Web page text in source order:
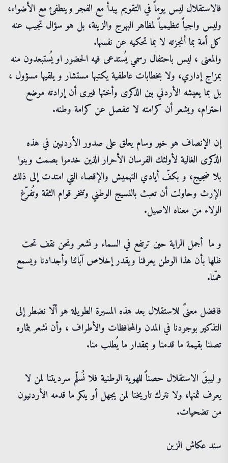
​فالاستقلال ليس يوماً في التقويم يبدأ مع الفجر وينطفئ مع الأضواء،
وليس واجباً تنظيمياً لمظاهر البهرج والزينة، بل هو سؤال تجيب عنه
كل أمة بما أنجزته لا بما تحكيه عن نفسها.
​والمعنى ، ليس باحتفال رسمي يُستدعى فيه الحضور او يُستبعدون منه
بمزاج إداري، ولا بخطابات عاطفية يكتبها مستشار و يلقيها مسؤول ،
بل بما يعيشه الأردني بين الذكرى وأختها فيرى أن إرادته موضع
احترام، ويشعر أن كرامته لا تنفصل عن كرامة وطنه.
إن الإنصاف هو خير وسام يعلق على صدور الأردنيين في هذه
الذكرى الغالية لأولئك الفرسان الأحرار الذين خدموا بصمت وبنوا
بلا ضجيج، و بكفّ أيادي التهميش والإقصاء التي امتدت إلى ذلك
الإرث وحاولت أن تعبث بالنسيج الوطني وتنخر قوام الثقة وتُفرّغ
الولاء من معناه الاصيل.
و ما ​ أجمل الراية حين ترتفع في السماء و نشعر ونحن نقف تحت
ظلها بأن هذا الوطن يعرفنا ويقدر إخلاص آبائنا وأجدادنا ويسمع
همّنا.
​فافضل معنىً للاستقلال بعد هذه المسيرة الطويلة هو ألّا نضطر إلى
التذكير بوجودنا في المدن والمحافظات والأطراف ، وأن نشعر بثماره
تصلنا بقيمة ما قدمنا و بمقدار ما يُطلب منا.
​و ليبقَ الاستقلال حصناً للهوية الوطنية فلا نُسلّم سرديتنا لمن لا
يعرف ثمنها، ولا نترك تاريخنا لمن يجهل أو ينكر ما قدمه الأردنيون
من تضحيات.
سند عكاش الزبن